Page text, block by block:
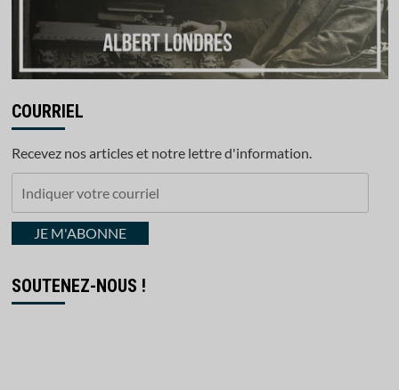
COURRIEL
Recevez nos articles et notre lettre d'information.
courriel
JE M'ABONNE
SOUTENEZ-NOUS !